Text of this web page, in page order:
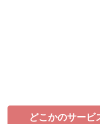
どこかのサービ